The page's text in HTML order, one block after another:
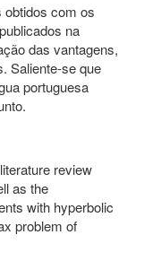
obtidos com os
na
das vantagens,
Saliente-se que
portuguesa
review
as the
with hyperbolic
problem of